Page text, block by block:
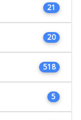
21
20
518
5